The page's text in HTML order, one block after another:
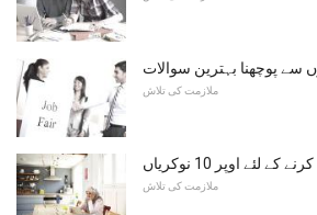
سے پوچھنا بہترین سوالات
ملازمت کی تلاش
کے لئے اوپر 10 نوکریاں
ملازمت کی تلاش